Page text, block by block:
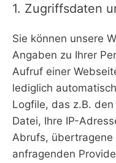
1. Zugriffsdaten
Sie können unsere
Angaben zu Ihrer
Aufruf einer
lediglich
Logfile, das z.B.
Datei, Ihre IP-
Abrufs,
anfragenden